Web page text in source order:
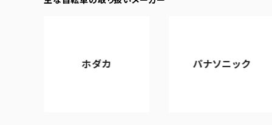
ホダカ パナソニック